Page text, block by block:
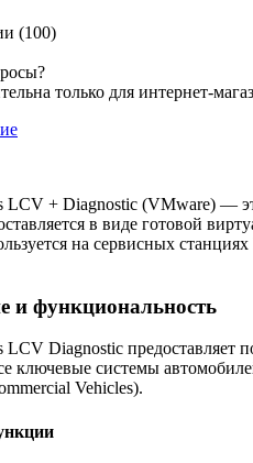
(100)
только для интернет-
LCV + Diagnostic (VMware) —
в виде готовой
на сервисных
и функциональность
LCV Diagnostic
ключевые системы
Vehicles).